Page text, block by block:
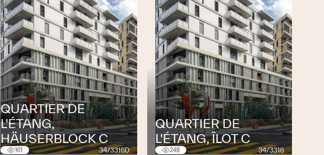
QUARTIER DE
L'ÉTANG,
HÄUSERBLOCK C
161 34/3316D
QUARTIER DE
L'ÉTANG, ÎLOT C
248 34/3316